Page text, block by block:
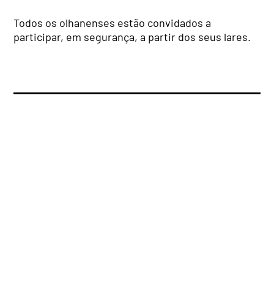
Todos os olhanenses estão convidados a
participar, em segurança, a partir dos seus lares.